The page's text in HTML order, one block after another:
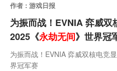
作者 : 游戏日报
为振而战！EVNIA 弈威双
2025《永劫无间》世界冠
为振而战！EVNIA 弈威双核电竞
界冠军赛